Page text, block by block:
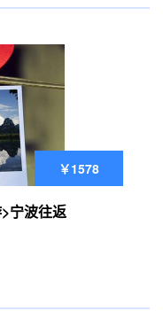
￥1578
宁波往返